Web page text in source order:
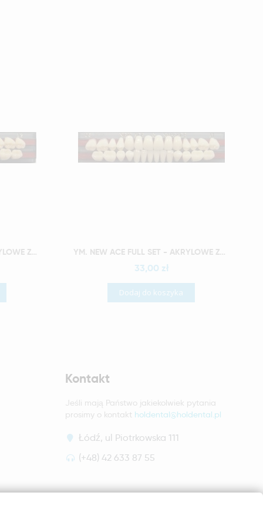
YM. NEW ACE FULL SET - AKRYLOWE ZĘBY SZTUCZNE - A1-O4 Szybki podgląd YM. NEW ACE FULL SET - AKRYLOWE ZĘBY SZTUCZNE - A1-O5
33,00 zł
Dodaj do koszyka
Kontakt
Jeśli mają Państwo jakiekolwiek pytania
prosimy o kontakt holdental@holdental.pl
Łódź, ul Piotrkowska 111
(+48) 42 633 87 55